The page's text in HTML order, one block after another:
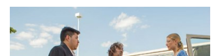
r
oo